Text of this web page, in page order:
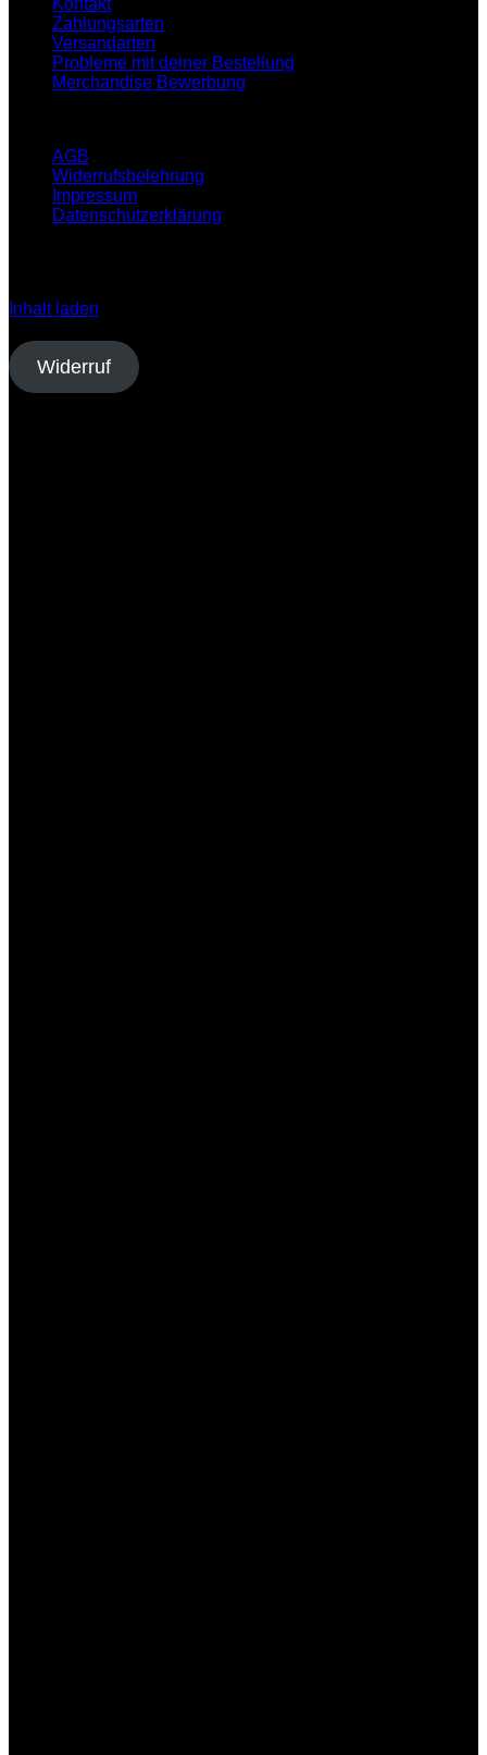
Kontakt
Zahlungsarten
Versandarten
Probleme mit deiner Bestellung
Merchandise Bewerbung
AGB
Widerrufsbelehrung
Impressum
Datenschutzerklärung
Inhalt laden
Vertrag widerrufen
Widerruf